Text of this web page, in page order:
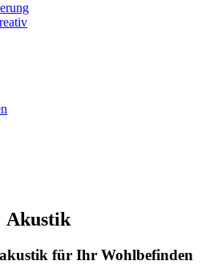
Akustik
für Ihr Wohlbefinden